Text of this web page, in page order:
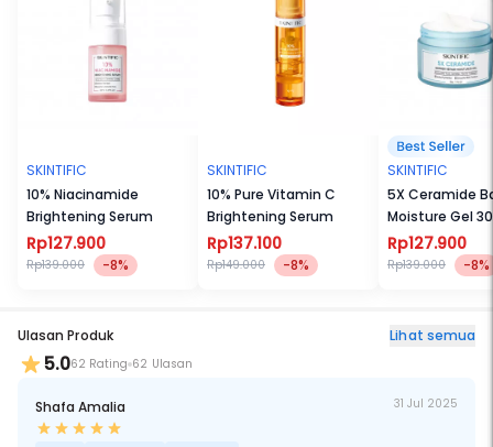
SKINTIFIC
10% Niacinamide
Brightening Serum
Rp127.900
Rp139.000 -8%
SKINTIFIC
10% Pure Vitamin C
Brightening Serum
Rp137.100
Rp149.000 -8%
SKINTIFIC
5X Ceramide
Moisture Gel
Rp127.900
Rp139.000 -8%
Ulasan Produk Lihat semua
5.062 Rating 62 Ulasan
Shafa Amalia 31 Jul 2025